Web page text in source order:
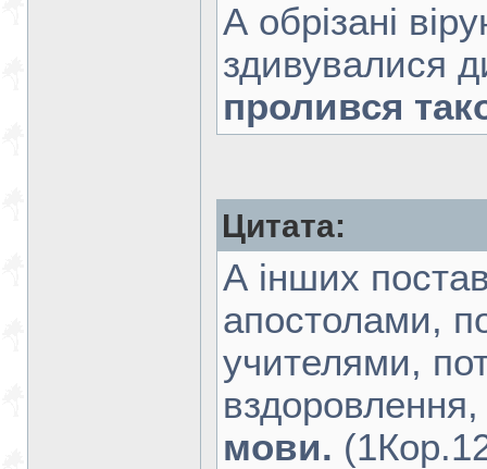
А обрізані
здивувалися
пролився
Цитата:
А інших
апостолами,
учителями,
мови.